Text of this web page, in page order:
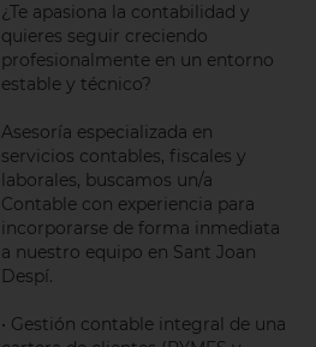
¿Te apasiona la contabilidad y
quieres seguir creciendo
profesionalmente en un entorno
estable y técnico?
Asesoría especializada en
servicios contables, fiscales y
laborales, buscamos un/a
Contable con experiencia para
incorporarse de forma inmediata
a nuestro equipo en Sant Joan
Despí.
• Gestión contable integral de una